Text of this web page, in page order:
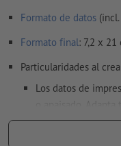
Formato de datos
Formato final: 7,2 x 21
Particularidades al
Los datos de
corresponda.